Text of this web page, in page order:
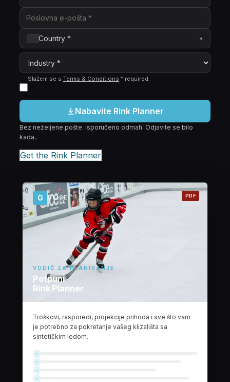
Country * ▾
Slažem se s Terms & Conditions * required.
Nabavite Rink Planner
Bez neželjene pošte. Isporučeno odmah. Odjavite se bilo
kada..
Get the Rink Planner
G GLICE
VODIČ ZA PLANIRANJE
Potpuni
Rink Planner
PDF
Troškovi, rasporedi, projekcije prihoda i sve što vam
je potrebno za pokretanje vašeg klizališta sa
sintetičkim ledom.